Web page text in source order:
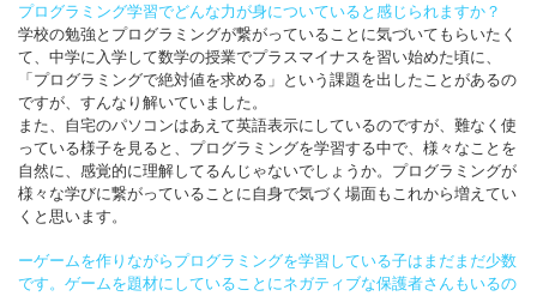
プログラミング学習でどんな力が身についていると感じられますか？
学校の勉強とプログラミングが繋がっていることに気づいてもらいたく
て、中学に入学して数学の授業でプラスマイナスを習い始めた頃に、
「プログラミングで絶対値を求める」という課題を出したことがあるの
ですが、すんなり解いていました。
また、自宅のパソコンはあえて英語表示にしているのですが、難なく使
っている様子を見ると、プログラミングを学習する中で、様々なことを
自然に、感覚的に理解してるんじゃないでしょうか。プログラミングが
様々な学びに繋がっていることに自身で気づく場面もこれから増えてい
くと思います。
ーゲームを作りながらプログラミングを学習している子はまだまだ少数
です。ゲームを題材にしていることにネガティブな保護者さんもいるの